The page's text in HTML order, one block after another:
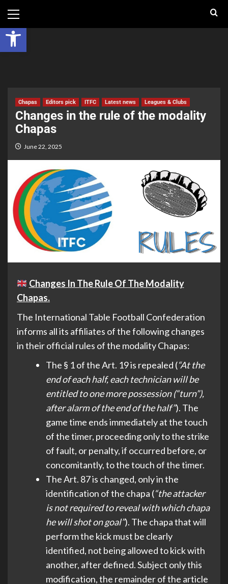
Open toolbar
Chapas Editors pick ITFC Latest news Leagues & Clubs
Changes in the rule of the modality
Chapas
June 22, 2025
Changes In The Rule Of The Modality
Chapas.
The International Table Football Confederation
informs all its affiliates of the following changes
in their official rules of the modality Chapas:
The § 1 of the Art. 19 is repealed (“At the
end of each half, each technician will be
entitled to one more possession (“turn”),
after alarm of the end of the half”). The
game time ends immediately at the touch
of the timer, proceeding only to the strike
of fault, or penalty, if occurred before, or
concomitantly, to the touch of the timer.
The Art. 87 is changed, only in the
identification of the chapa (“the attacker
is not required to reveal with which chapa
he will shot on goal”). The chapa that will
perform the kick must be clearly
identified, not being allowed to kick with
another, after defined. Subject only this
modification, the remainder of the article